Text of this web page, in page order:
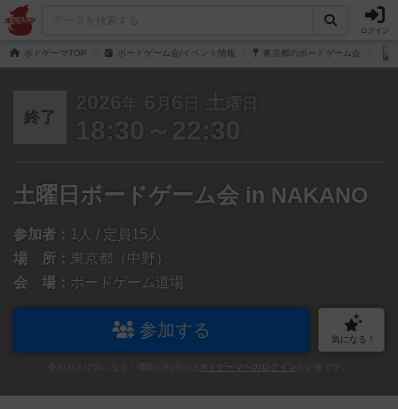
ログイン
ボドゲーマTOP ボードゲーム会/イベント情報 東京都のボードゲーム会
終了
2026 年 6 月 6 日 土 曜日
18:30～22:30
土曜日ボードゲーム会 in NAKANO
参加者： 1人 / 定員15人
場 所： 東京都（中野）
会 場： ボードゲーム道場
参加する 気になる！
ボドゲーマへのログイン